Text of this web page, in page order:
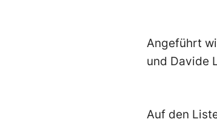
Angeführt
und Davide
Auf den